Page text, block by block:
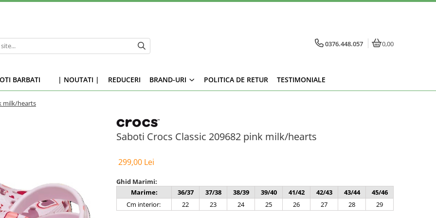
0376.448.057 0,00
BARBATI | NOUTATI | REDUCERI BRAND-URI POLITICA DE RETUR TESTIMONIALE
milk/hearts
Saboti Crocs Classic 209682 pink milk/hearts
299,00 Lei
Ghid Marimi:
Marime:
36/37 37/38 38/39 39/40 41/42 42/43 43/44
45/46
Cm interior:
22 23 24 25 26 27 28 29